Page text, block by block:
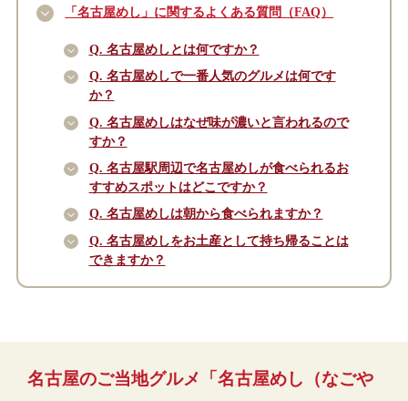
「名古屋めし」に関するよくある質問（FAQ）
Q. 名古屋めしとは何ですか？
Q. 名古屋めしで一番人気のグルメは何です
か？
Q. 名古屋めしはなぜ味が濃いと言われるので
すか？
Q. 名古屋駅周辺で名古屋めしが食べられるお
すすめスポットはどこですか？
Q. 名古屋めしは朝から食べられますか？
Q. 名古屋めしをお土産として持ち帰ることは
できますか？
名古屋のご当地グルメ「名古屋めし（なごや